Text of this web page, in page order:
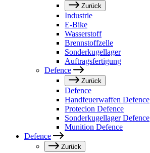
Zurück
Industrie
E-Bike
Wasserstoff
Brennstoffzelle
Sonderkugellager
Auftragsfertigung
Defence
Zurück
Defence
Handfeuerwaffen Defence
Protecion Defence
Sonderkugellager Defence
Munition Defence
Defence
Zurück